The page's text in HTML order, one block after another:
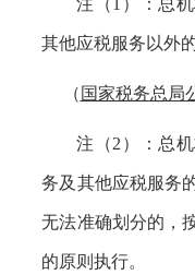
注（ 1）： 总
其他应税服务以外
（ 国家税务总局
注（2）： 总
务及其他应税服务
无法准确划分的，
的原则执行。